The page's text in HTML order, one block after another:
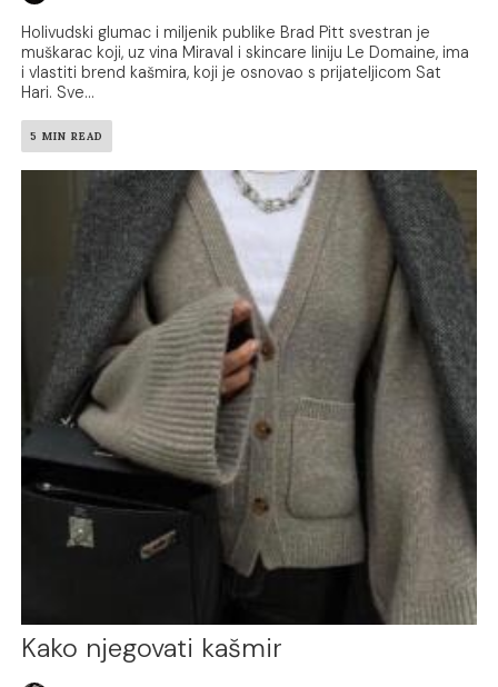
Holivudski glumac i miljenik publike Brad Pitt svestran je
muškarac koji, uz vina Miraval i skincare liniju Le Domaine, ima
i vlastiti brend kašmira, koji je osnovao s prijateljicom Sat
Hari. Sve...
5 MIN READ
Kako njegovati kašmir